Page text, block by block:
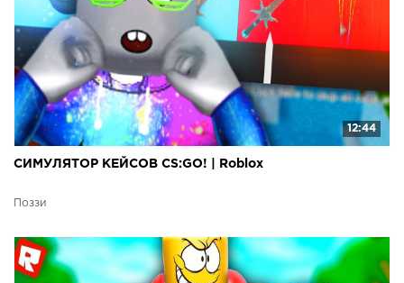
12:44
СИМУЛЯТОР КЕЙСОВ CS:GO! | Roblox
Поззи